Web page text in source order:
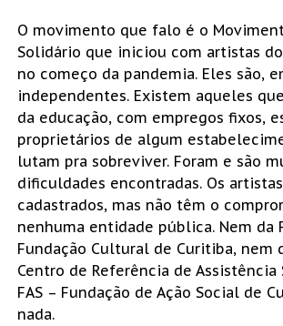
O movimento que falo é o
Solidário que iniciou com artistas
no começo da pandemia. Eles são,
independentes. Existem aqueles
da educação, com empregos fixos,
proprietários de algum
lutam pra sobreviver. Foram e são
dificuldades encontradas. Os
cadastrados, mas não têm o
nenhuma entidade pública. Nem da
Fundação Cultural de Curitiba, nem
Centro de Referência de Assistência
FAS – Fundação de Ação Social de
nada.